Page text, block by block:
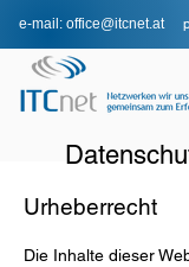
e-mail: office@itcnet.at
Urheberrecht
Die Inhalte dieser